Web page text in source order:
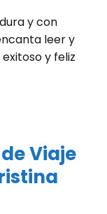
y con
leer y
y feliz
Viaje